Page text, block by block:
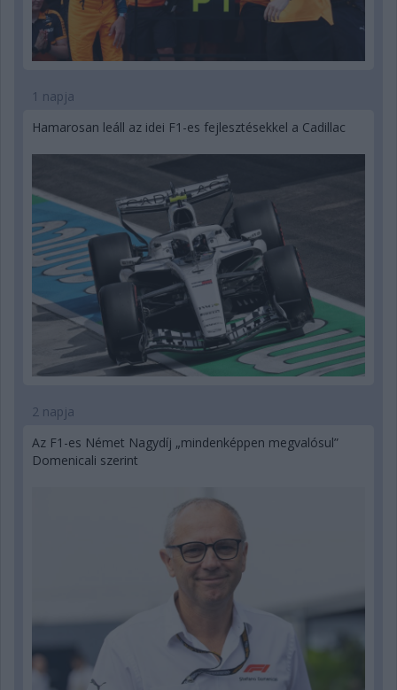
1 napja
Hamarosan leáll az idei F1-es fejlesztésekkel a Cadillac
2 napja
Az F1-es Német Nagydíj „mindenképpen megvalósul”
Domenicali szerint